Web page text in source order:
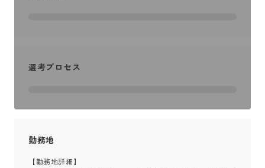
選考プロセス
勤務地
【勤務地詳細】